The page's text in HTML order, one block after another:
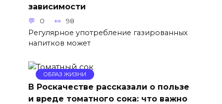
зависимости
0 98
Регулярное употребление газированных
напитков может
ОБРАЗ ЖИЗНИ
В Роскачестве рассказали о пользе
и вреде томатного сока: что важно